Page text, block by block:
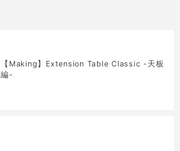
【Making】Extension Table Classic -天板
編-